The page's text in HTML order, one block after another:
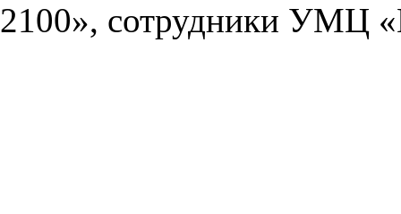
2100», сотрудники УМЦ